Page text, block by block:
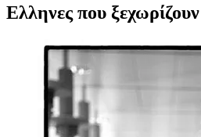
Ελληνες που ξεχωρίζουν